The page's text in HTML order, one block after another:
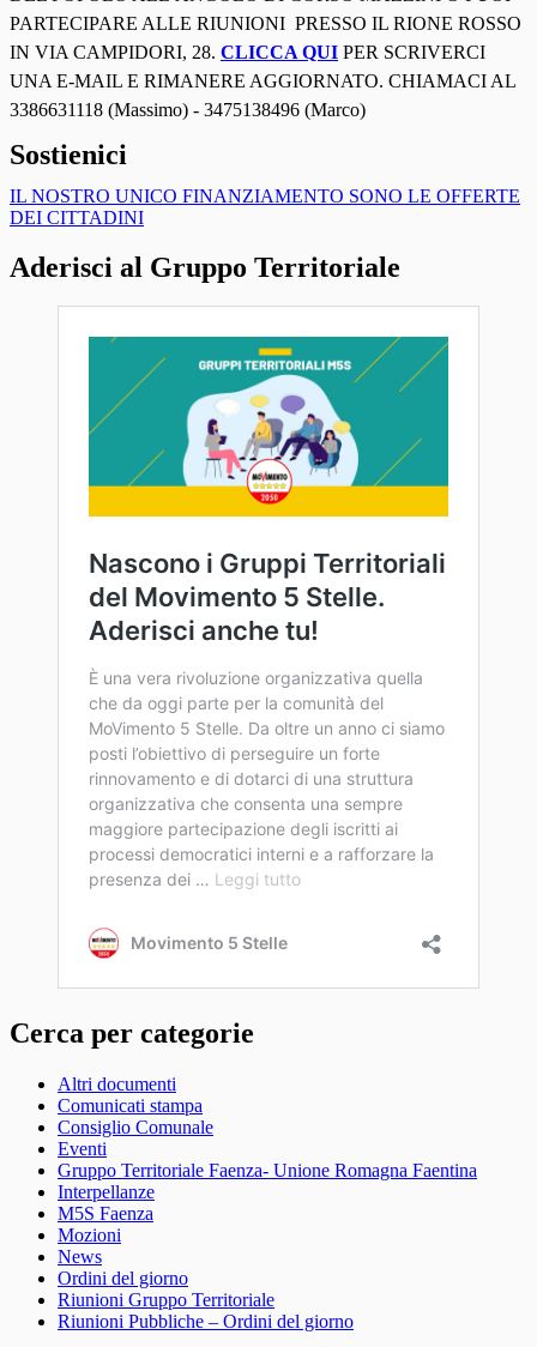
PARTECIPARE ALLE RIUNIONI PRESSO IL RIONE ROSSO
IN VIA CAMPIDORI, 28. CLICCA QUI PER SCRIVERCI
UNA E-MAIL E RIMANERE AGGIORNATO. CHIAMACI AL
3386631118 (Massimo) - 3475138496 (Marco)
Sostienici
IL NOSTRO UNICO FINANZIAMENTO SONO LE OFFERTE
DEI CITTADINI
Aderisci al Gruppo Territoriale
Cerca per categorie
Altri documenti
Comunicati stampa
Consiglio Comunale
Eventi
Gruppo Territoriale Faenza- Unione Romagna Faentina
Interpellanze
M5S Faenza
Mozioni
News
Ordini del giorno
Riunioni Gruppo Territoriale
Riunioni Pubbliche – Ordini del giorno